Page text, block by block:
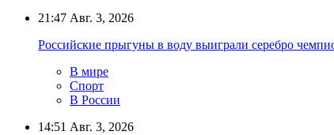
21:47 Авг. 3, 2026
Российские прыгуны в воду выиграли серебро
В мире
Спорт
В России
14:51 Авг. 3, 2026